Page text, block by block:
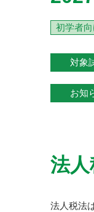
初学者
対象
お知
法
法人税法